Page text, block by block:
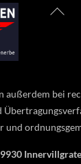
Back
außerdem bei
und
9930